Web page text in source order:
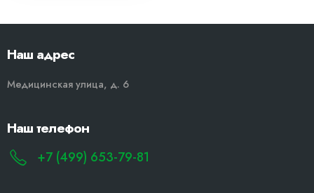
Наш адрес
Медицинская улица, д. 6
Наш телефон
+7 (499) 653-79-81